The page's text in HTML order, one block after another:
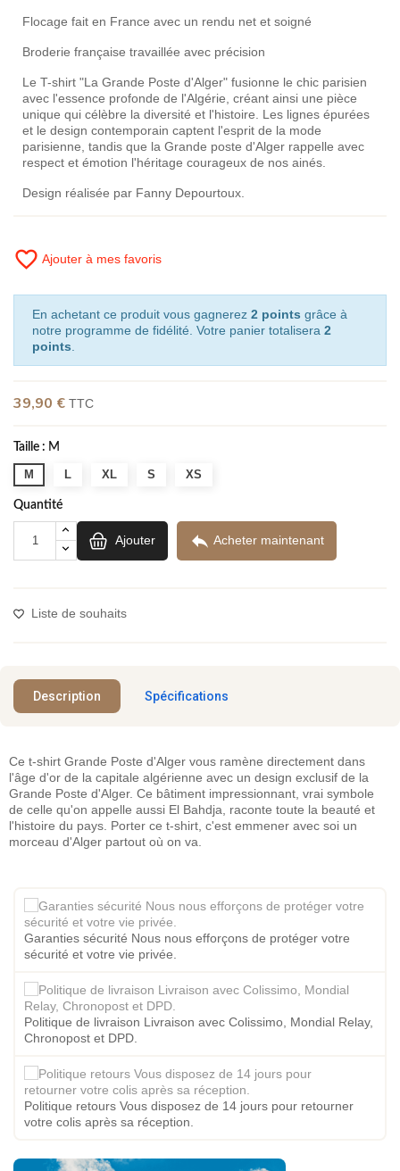
Flocage fait en France avec un rendu net et soigné
Broderie française travaillée avec précision
Le T-shirt "La Grande Poste d'Alger" fusionne le chic parisien
avec l'essence profonde de l'Algérie, créant ainsi une pièce
unique qui célèbre la diversité et l'histoire. Les lignes épurées
et le design contemporain captent l'esprit de la mode
parisienne, tandis que la Grande poste d'Alger rappelle avec
respect et émotion l'héritage courageux de nos ainés.
Design réalisée par Fanny Depourtoux.
favorite_border Ajouter à mes favoris
En achetant ce produit vous gagnerez 2 points grâce à
notre programme de fidélité. Votre panier totalisera 2
points
39,90 € TTC
Taille : M
M L XL S XS
Quantité
Ajouter  Acheter maintenant
Liste de souhaits
Description Spécifications
Ce t-shirt Grande Poste d'Alger vous ramène directement dans
l'âge d'or de la capitale algérienne avec un design exclusif de la
Grande Poste d'Alger. Ce bâtiment impressionnant, vrai symbole
de celle qu'on appelle aussi El Bahdja, raconte toute la beauté et
l'histoire du pays. Porter ce t-shirt, c'est emmener avec soi un
morceau d'Alger partout où on va.
Garanties sécurité Nous nous efforçons de protéger votre
sécurité et votre vie privée.
Politique de livraison Livraison avec Colissimo, Mondial Relay,
Chronopost et DPD.
Politique retours Vous disposez de 14 jours pour retourner
votre colis après sa réception.